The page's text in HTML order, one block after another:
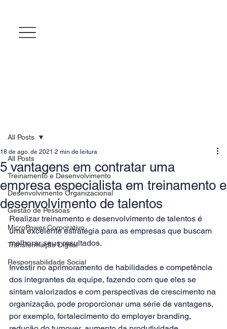
All Posts
Treinamento e Desenvolvimento
Desenvolvimento Organizacional
Gestão de Pessoas
MicroPower Corporativo
Transformação Digital
Responsabilidade Social
All Posts
5 vantagens em contratar uma
empresa especialista em treinamento e
desenvolvimento de talentos
18 de ago. de 2021 2 min de leitura
Realizar treinamento e desenvolvimento de talentos é
uma excelente estratégia para as empresas que buscam
melhorar seus resultados.
Investir no aprimoramento de habilidades e competência
dos integrantes da equipe, fazendo com que eles se
sintam valorizados e com perspectivas de crescimento na
organização, pode proporcionar uma série de vantagens,
por exemplo, fortalecimento do employer branding,